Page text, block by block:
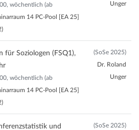
wöchentlich (ab
14 PC-Pool [EA 25]
Unger
für Soziologen (FSQ1),
wöchentlich (ab
14 PC-Pool [EA 25]
(SoSe 2025)
Dr. Roland
Unger
und
(SoSe 2025)